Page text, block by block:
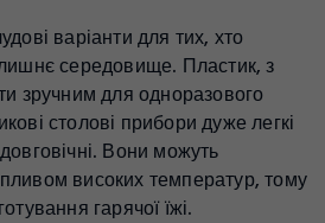
варіанти для тих, хто
середовище. Пластик, з
зручним для одноразового
столові прибори дуже легкі
Вони можуть
високих температур, тому
гарячої їжі.